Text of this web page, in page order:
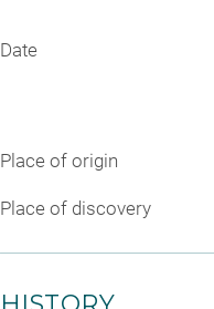
Date
Place of origin
Place of discovery